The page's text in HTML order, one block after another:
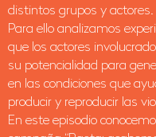
distintos grupos y actores.
Para ello analizamos
que los actores
su potencialidad para
en las condiciones que
producir y reproducir las
En este episodio